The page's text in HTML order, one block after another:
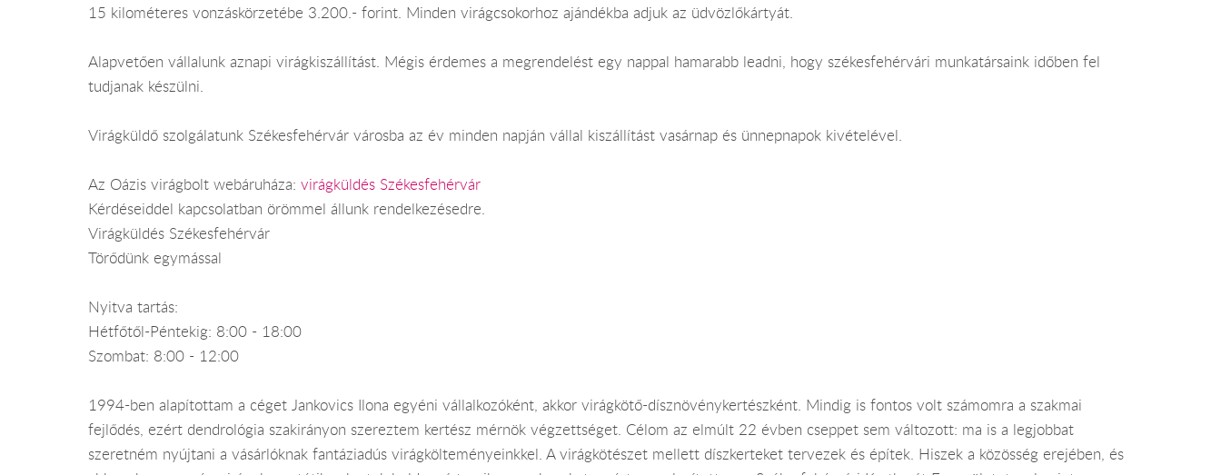
15 kilométeres vonzáskörzetébe 3.200.- forint. Minden virágcsokorhoz ajándékba adjuk az üdvözlőkártyát.
Alapvetően vállalunk aznapi virágkiszállítást. Mégis érdemes a megrendelést egy nappal hamarabb leadni, hogy székesfehérvári munkatársaink időben fel
tudjanak készülni.
Virágküldő szolgálatunk Székesfehérvár városba az év minden napján vállal kiszállítást vasárnap és ünnepnapok kivételével.
Az Oázis virágbolt webáruháza: virágküldés Székesfehérvár
Kérdéseiddel kapcsolatban örömmel állunk rendelkezésedre.
Virágküldés Székesfehérvár
Törődünk egymással
Nyitva tartás:
Hétfőtől-Péntekig: 8:00 - 18:00
Szombat: 8:00 - 12:00
1994-ben alapítottam a céget Jankovics Ilona egyéni vállalkozóként, akkor virágkötő-dísznövénykertészként. Mindig is fontos volt számomra a szakmai
fejlődés, ezért dendrológia szakirányon szereztem kertész mérnök végzettséget. Célom az elmúlt 22 évben cseppet sem változott: ma is a legjobbat
szeretném nyújtani a vásárlóknak fantáziadús virágkölteményeinkkel. A virágkötészet mellett díszkerteket tervezek és építek. Hiszek a közösség erejében, és